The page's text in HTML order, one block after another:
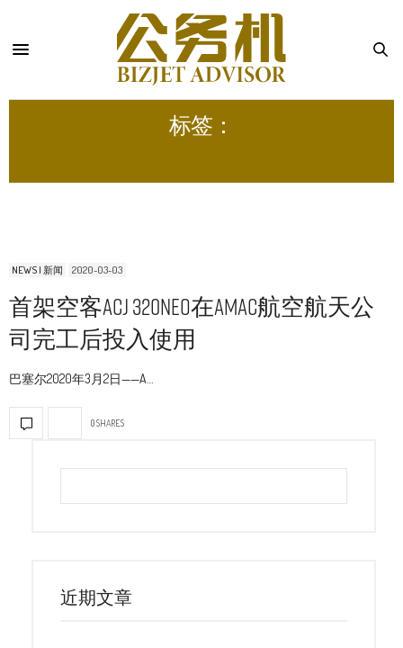
标签：
NEWS | 新闻 2020-03-03
首架空客ACJ 320neo在AMAC航空航天公
司完工后投入使用
巴塞尔2020年3月2日——A…
0 SHARES
近期文章